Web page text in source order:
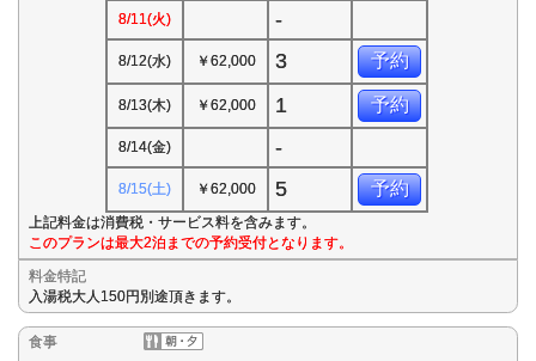
8/11(火) -
8/12(水) ￥62,000 3 予約
8/13(木) ￥62,000 1 予約
8/14(金) -
8/15(土) ￥62,000 5 予約
上記料金は消費税・サービス料を含みます。
このプランは最大2泊までの予約受付となります。
料金特記
入湯税大人150円別途頂きます。
食事